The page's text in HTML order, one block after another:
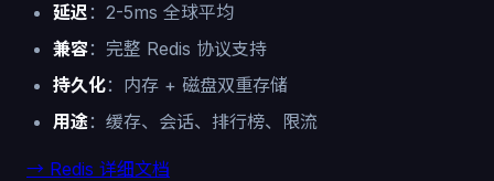
延迟 ：2-5ms 全球平均
兼容：完整 Redis 协议支持
持久化：内存 + 磁盘双重存储
用途：缓存、会话、排行榜、限流
→ Redis 详细文档